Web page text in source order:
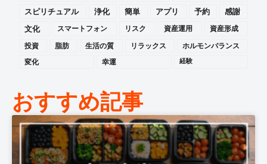
スピリチュアル
浄化 簡単 アプリ 予約
感謝
文化
スマートフォン リスク 資産運用
資産形成
投資
脂肪 生活の質 リラックス
ホルモンバランス
変化
幸運 経験
おすすめ記事